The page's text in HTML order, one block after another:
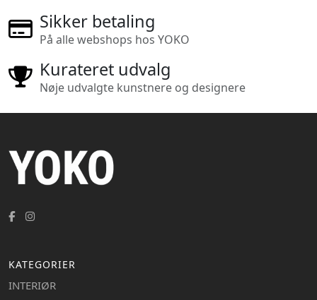
Sikker betaling
På alle webshops hos YOKO
Kurateret udvalg
Nøje udvalgte kunstnere og designere
KATEGORIER
INTERIØR